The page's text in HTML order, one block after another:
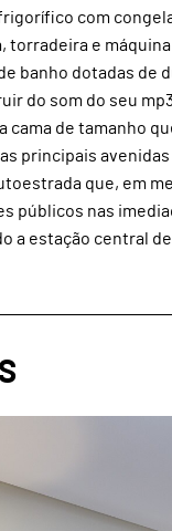
com
torradeira e máquina
banho dotadas
do som do seu
de tamanho
principais
que, em
públicos nas
a estação central